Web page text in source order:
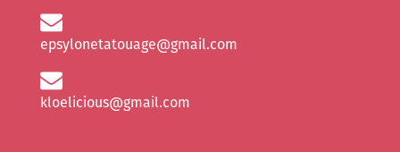
epsylonetatouage@gmail.com
kloelicious@gmail.com